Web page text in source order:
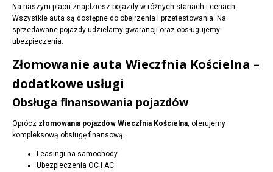
Na naszym placu znajdziesz pojazdy w różnych stanach i cenach.
Wszystkie auta są dostępne do obejrzenia i przetestowania. Na
sprzedawane pojazdy udzielamy gwarancji oraz obsługujemy
ubezpieczenia.
Złomowanie auta Wieczfnia Kościelna –
dodatkowe usługi
Obsługa finansowania pojazdów
Oprócz złomowania pojazdów Wieczfnia Kościelna, oferujemy
kompleksową obsługę finansową:
Leasingi na samochody
Ubezpieczenia OC i AC